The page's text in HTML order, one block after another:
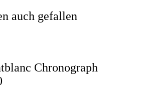
auch gefallen
Chronograph